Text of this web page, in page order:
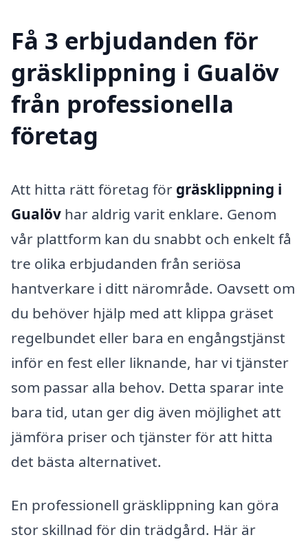
Få 3 erbjudanden för
gräsklippning i Gualöv
från professionella
företag
Att hitta rätt företag för gräsklippning i
Gualöv har aldrig varit enklare. Genom
vår plattform kan du snabbt och enkelt få
tre olika erbjudanden från seriösa
hantverkare i ditt närområde. Oavsett om
du behöver hjälp med att klippa gräset
regelbundet eller bara en engångstjänst
inför en fest eller liknande, har vi tjänster
som passar alla behov. Detta sparar inte
bara tid, utan ger dig även möjlighet att
jämföra priser och tjänster för att hitta
det bästa alternativet.
En professionell gräsklippning kan göra
stor skillnad för din trädgård. Här är